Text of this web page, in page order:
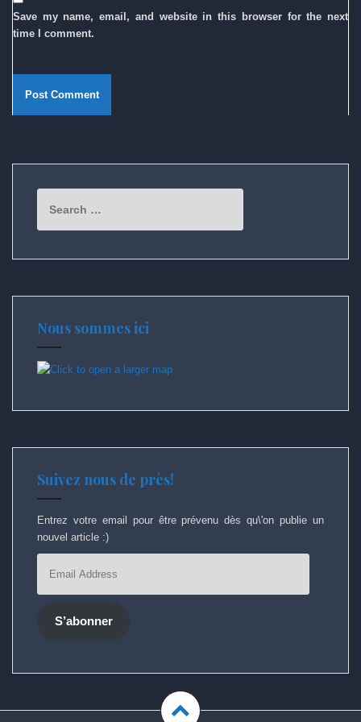
Save my name, email, and website in this browser for the next
time I comment.
for:
Nous sommes ici
Suivez nous de près!
Entrez votre email pour être prévenu dès qu\'on publie un
nouvel article :)
Address
S’abonner